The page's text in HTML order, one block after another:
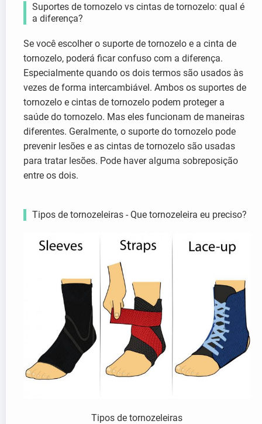
Suportes de tornozelo vs cintas de tornozelo: qual é
a diferença?
Se você escolher o suporte de tornozelo e a cinta de
tornozelo, poderá ficar confuso com a diferença.
Especialmente quando os dois termos são usados às
vezes de forma intercambiável. Ambos os suportes de
tornozelo e cintas de tornozelo podem proteger a
saúde do tornozelo. Mas eles funcionam de maneiras
diferentes. Geralmente, o suporte do tornozelo pode
prevenir lesões e as cintas de tornozelo são usadas
para tratar lesões. Pode haver alguma sobreposição
entre os dois.
Tipos de tornozeleiras - Que tornozeleira eu preciso?
Tipos de tornozeleiras